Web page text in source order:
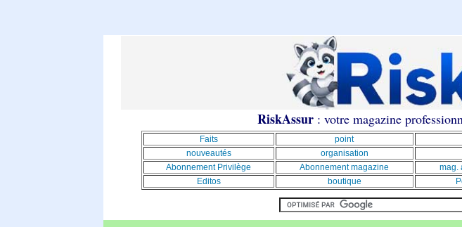
RiskAssur: votre magazine
Faits point
nouveautés
organisation
Abonnement Privilège
Abonnement magazine mag.
Editos
boutique